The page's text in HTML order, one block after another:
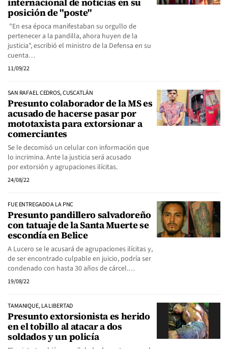
posición de "poste"
"En esa época manifestaban su orgullo de
pertenecer a la pandilla, ahora huyen de la
justicia", escribió el ministro de la Defensa en su
cuenta…
11/09/22
SAN RAFAEL CEDROS, CUSCATLÁN
Presunto colaborador de la MS es
acusado de hacerse pasar por
mototaxista para extorsionar a
comerciantes
Se le decomisó un celular con información que
lo incrimina. Ante la justicia será acusado
por extorsión y agrupaciones ilícitas.
24/08/22
FUE ENTREGADO A LA PNC
Presunto pandillero salvadoreño
con tatuaje de la Santa Muerte se
escondía en Belice
A Lucero se le acusará de agrupaciones ilícitas y,
de ser encontrado culpable en juicio, podría ser
condenado con hasta 30 años de cárcel.…
19/08/22
TAMANIQUE, LA LIBERTAD
Presunto extorsionista es herido
en el tobillo al atacar a dos
soldados y un policía